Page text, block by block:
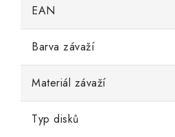
EAN
Barva závaží
Materiál závaží
Typ disků